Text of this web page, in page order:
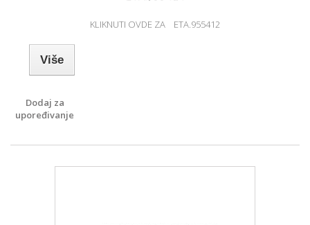
KLIKNUTI OVDE ZA ETA.955412
Više
Dodaj za
upoređivanje